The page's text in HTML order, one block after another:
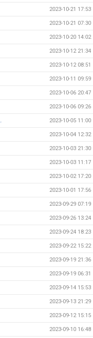
2023-10-21 17:53
2023-10-21 07:30
2023-10-20 14:02
2023-10-12 21:34
2023-10-12 08:51
2023-10-11 09:59
2023-10-06 20:47
2023-10-06 09:26
2023-10-05 11:00
2023-10-04 12:32
2023-10-03 21:30
2023-10-03 11:17
2023-10-02 17:20
2023-10-01 17:56
2023-09-29 07:19
2023-09-26 13:24
2023-09-24 18:23
2023-09-22 15:22
2023-09-19 21:36
2023-09-19 06:31
2023-09-14 15:53
2023-09-13 21:29
2023-09-12 15:15
2023-09-10 16:48